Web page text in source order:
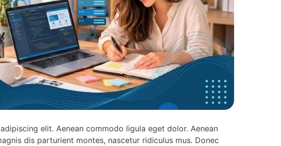
elit. Aenean commodo ligula eget dolor. Aenean
dis parturient montes, nascetur ridiculus mus. Donec